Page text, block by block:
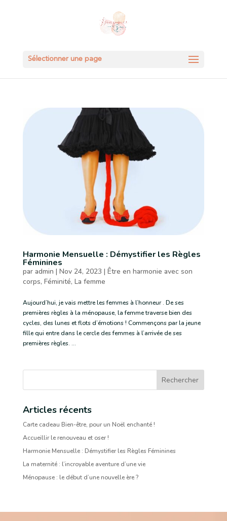
Sélectionner une page
Harmonie Mensuelle : Démystifier les Règles
Féminines
par admin | Nov 24, 2023 | Être en harmonie avec son
corps, Féminité, La femme
Aujourd’hui, je vais mettre les femmes à l’honneur . De ses
premières règles à la ménopause, la femme traverse bien des
cycles, des lunes et flots d’émotions ! Commençons par la jeune
fille qui entre dans le cercle des femmes à l’arrivée de ses
premières règles. ...
Rechercher
Articles récents
Carte cadeau Bien-être, pour un Noël enchanté !
Accueillir le renouveau et oser !
Harmonie Mensuelle : Démystifier les Règles Féminines
La maternité : l’incroyable aventure d’une vie
Ménopause : le début d’une nouvelle ère ?